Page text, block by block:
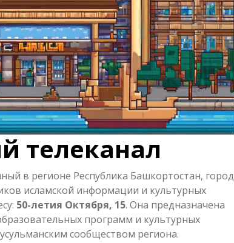
телеканал
в регионе Республика Башкортостан, город
исламской информации и культурных
50-летия Октября, 15. Она предназначена
программ и культурных
сообществом региона.